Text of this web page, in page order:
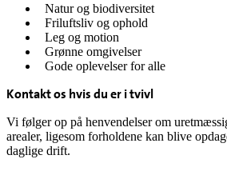
Natur og biodiversitet
Friluftsliv og ophold
Leg og motion
Grønne omgivelser
Gode oplevelser for alle
Kontakt os hvis du er i tvivl
Vi følger op på henvendelser om
arealer, ligesom forholdene kan blive
daglige drift.